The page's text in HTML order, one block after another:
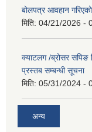
बोलपत्र आवहान
मिति: 04/21/2026 -
क्याटलग /ब्रोसर सपिङ
प्रस्तब सम्बन्धी सूचना
मिति: 05/31/2024 -
अन्य